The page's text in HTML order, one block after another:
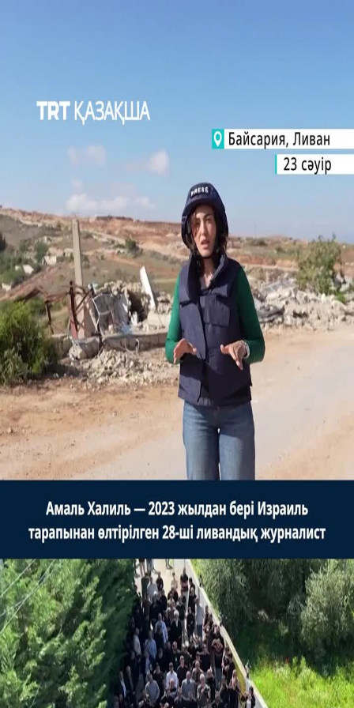
00:45
Куәгерлер қарияны тонауға рұқсат бермеді
12 жасар марокколық бала көз жасын тыя алмады
Жолбарыс 70 жылдан кейін табиғи мекеніне оралды
АҚШ сенаторы Конгрестегі кеңсесінің алдына Израиль
туын ілді
Израильдік басқыншылардың жауыздығының
видеосы!
Газадағы шатыр-мектепте соққыға ұшыраған
палестиналық баланың қолына Израиль оғы қадалып
қалды
Газада балалар тері ауруларымен және денсаулық
мәселелерімен күресуде
Трамп мұнай компанияларының «тым көп пайда
тапқанын» айтты
Алуан түсті киімдер, дәстүрлі әуендер, мол дастарқан...
ӘЛЕМ ЖАҢАЛЫҚТАРЫ
Амаль Халиль — 2023 жылдан бері Израиль тарапынан
өлтірілген 28-ші ливандық журналист
Көптеген адам Ливанда бір күн бұрын Израиль
ақтық сапарға шығарып салу үшін жиналды. Туыстары
мен әріптестері тілшіге құрмет көрсетіп, оның
еңбекқорлығы мен кәсібіне деген адалдығын ерекше
Басқа да видеолар
Әкесі қамауда көз жұмды
Куәгерлер қарияны тонауға рұқсат бермеді
12 жасар марокколық бала көз жасын тыя алмады
Жолбарыс 70 жылдан кейін табиғи мекеніне оралды
АҚШ сенаторы Конгрестегі кеңсесінің алдына Израиль
туын ілді
Израильдік басқыншылардың жауыздығының
видеосы!
Газадағы шатыр-мектепте соққыға ұшыраған